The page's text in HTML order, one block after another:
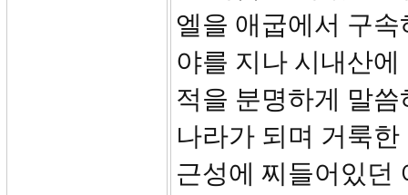
엘을 애굽에서 구
야를 지나 시내산
적을 분명하게 말
나라가 되며 거룩
근성에 찌들어있던